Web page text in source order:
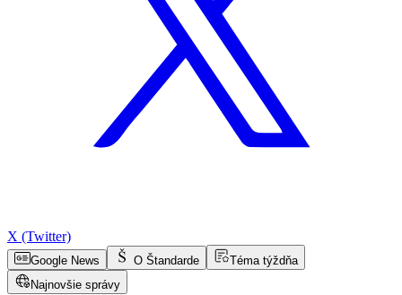
X (Twitter)
Google News O Štandarde
Téma týždňa
Najnovšie správy